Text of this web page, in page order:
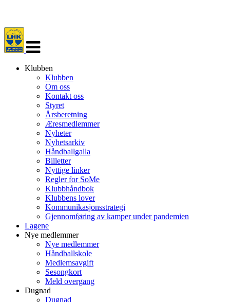
navigasjon
Klubben
Klubben
Om oss
Kontakt oss
Styret
Årsberetning
Æresmedlemmer
Nyheter
Nyhetsarkiv
Håndballgalla
Billetter
Nyttige linker
Regler for SoMe
Klubbhåndbok
Klubbens lover
Kommunikasjonsstrategi
Gjennomføring av kamper under pandemien
Lagene
Nye medlemmer
Nye medlemmer
Håndballskole
Medlemsavgift
Sesongkort
Meld overgang
Dugnad
Dugnad